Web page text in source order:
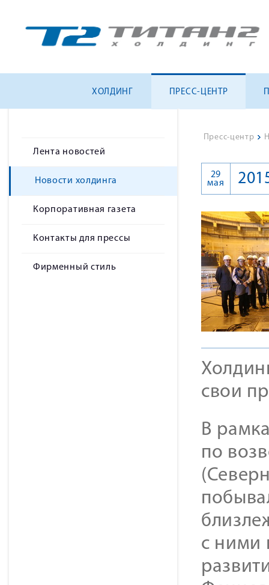
ХОЛДИНГ ПРЕСС-ЦЕНТР
Лента новостей
Новости холдинга
Корпоративная газета
Контакты для прессы
Фирменный стиль
Пресс-центр >
29
мая
свои
В
по
с ними